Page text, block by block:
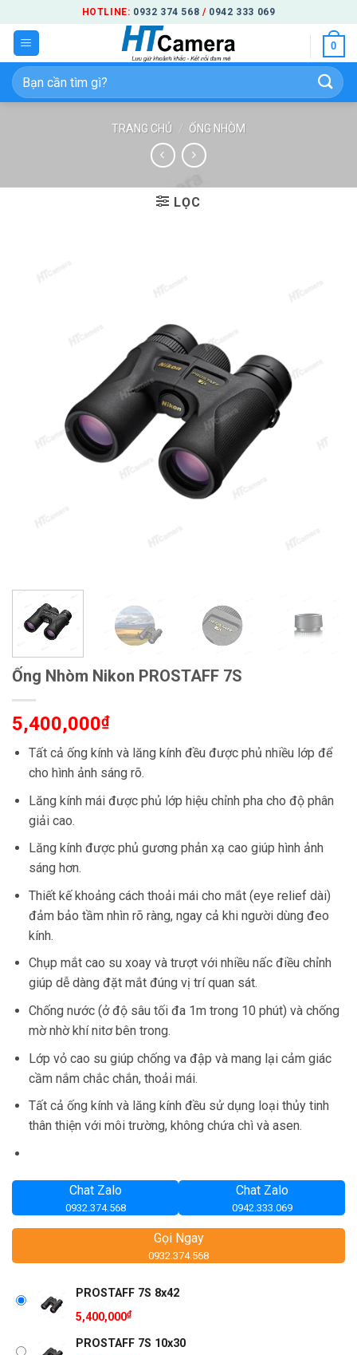
qua
nội
dung
HOTLINE: 0932 374 568 / 0942 333 069
0
Tìm
kiếm:
TRANG CHỦ / ỐNG NHÒM
LỌC
Ống Nhòm Nikon PROSTAFF 7S
5,400,000₫
Tất cả ống kính và lăng kính đều được phủ nhiều lớp để
cho hình ảnh sáng rõ.
Lăng kính mái được phủ lớp hiệu chỉnh pha cho độ phân
giải cao.
Lăng kính được phủ gương phản xạ cao giúp hình ảnh
sáng hơn.
Thiết kế khoảng cách thoải mái cho mắt (eye relief dài)
đảm bảo tầm nhìn rõ ràng, ngay cả khi người dùng đeo
kính.
Chụp mắt cao su xoay và trượt với nhiều nấc điều chỉnh
giúp dễ dàng đặt mắt đúng vị trí quan sát.
Chống nước (ở độ sâu tối đa 1m trong 10 phút) và chống
mờ nhờ khí nitơ bên trong.
Lớp vỏ cao su giúp chống va đập và mang lại cảm giác
cầm nắm chắc chắn, thoải mái.
Tất cả ống kính và lăng kính đều sử dụng loại thủy tinh
thân thiện với môi trường, không chứa chì và asen.
Chat Zalo
0932.374.568
Chat Zalo
0942.333.069
Gọi Ngay
0932.374.568
PROSTAFF 7S 8x42
5,400,000₫
PROSTAFF 7S 10x30